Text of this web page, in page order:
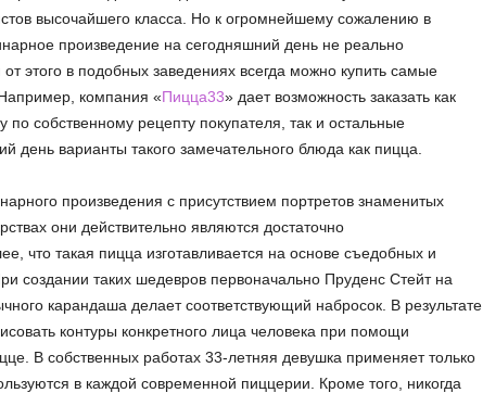
высочайшего класса. Но к огромнейшему сожалению в
произведение на сегодняшний день не реально
этого в подобных заведениях всегда можно купить самые
компания «Пицца33» дает возможность заказать как
собственному рецепту покупателя, так и остальные
день варианты такого замечательного блюда как пицца.
произведения с присутствием портретов знаменитых
они действительно являются достаточно
что такая пицца изготавливается на основе съедобных и
создании таких шедевров первоначально Пруденс Стейт на
карандаша делает соответствующий набросок. В результате
контуры конкретного лица человека при помощи
В собственных работах 33-летняя девушка применяет только
в каждой современной пиццерии. Кроме того, никогда